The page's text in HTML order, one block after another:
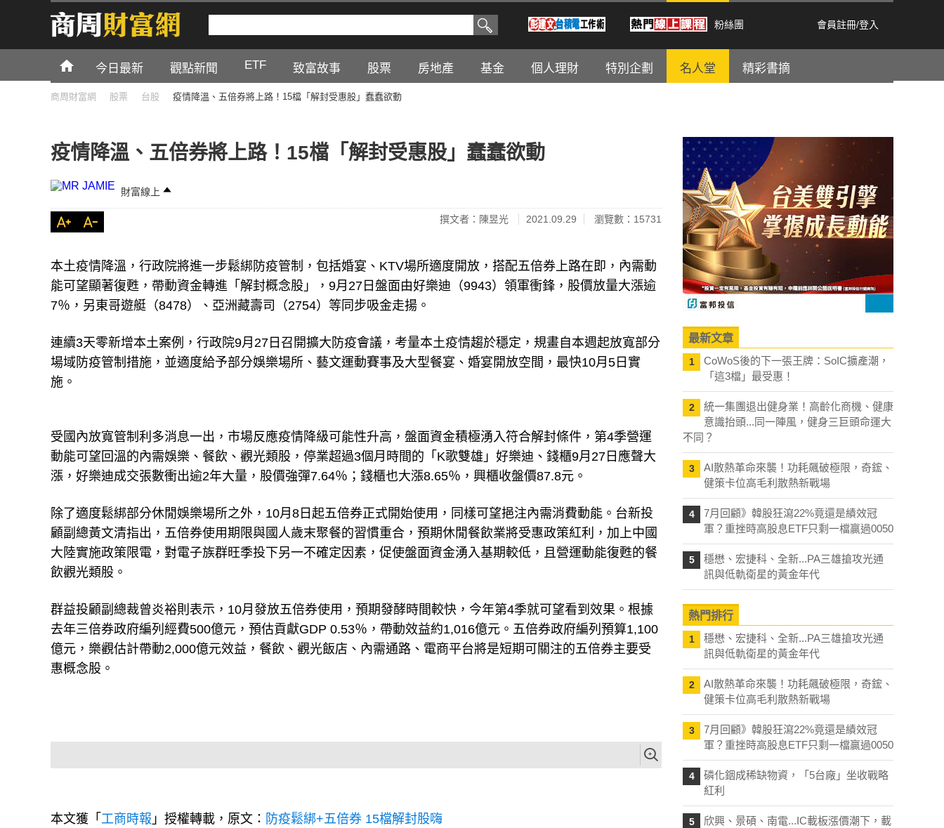
粉絲團 會員註冊/登入
今日最新 觀點新聞 ETF 致富故事 股票 房地產 基金 個人理財 特別企劃 名人堂 精彩書摘
商周財富網 股票 台股 疫情降溫、五倍券將上路！15檔「解封受惠股」蠢蠢欲動
疫情降溫、五倍券將上路！15檔「解封受惠股」蠢蠢欲動
財富線上
撰文者：陳昱光 2021.09.29 瀏覽數：15731
本土疫情降溫，行政院將進一步鬆綁防疫管制，包括婚宴、KTV場所適度開放，搭配五倍券上路在即，內需動
能可望顯著復甦，帶動資金轉進「解封概念股」，9月27日盤面由好樂迪（9943）領軍衝鋒，股價放量大漲逾
7％，另東哥遊艇（8478）、亞洲藏壽司（2754）等同步吸金走揚。
連續3天零新增本土案例，行政院9月27日召開擴大防疫會議，考量本土疫情趨於穩定，規畫自本週起放寬部分
場域防疫管制措施，並適度給予部分娛樂場所、藝文運動賽事及大型餐宴、婚宴開放空間，最快10月5日實
施。
受國內放寬管制利多消息一出，市場反應疫情降級可能性升高，盤面資金積極湧入符合解封條件，第4季營運
動能可望回溫的內需娛樂、餐飲、觀光類股，停業超過3個月時間的「K歌雙雄」好樂迪、錢櫃9月27日應聲大
漲，好樂迪成交張數衝出逾2年大量，股價強彈7.64％；錢櫃也大漲8.65％，興櫃收盤價87.8元。
除了適度鬆綁部分休閒娛樂場所之外，10月8日起五倍券正式開始使用，同樣可望挹注內需消費動能。台新投
顧副總黃文清指出，五倍券使用期限與國人歲末聚餐的習慣重合，預期休閒餐飲業將受惠政策紅利，加上中國
大陸實施政策限電，對電子族群旺季投下另一不確定因素，促使盤面資金湧入基期較低，且營運動能復甦的餐
飲觀光類股。
群益投顧副總裁曾炎裕則表示，10月發放五倍券使用，預期發酵時間較快，今年第4季就可望看到效果。根據
去年三倍券政府編列經費500億元，預估貢獻GDP 0.53％，帶動效益約1,016億元。五倍券政府編列預算1,100
億元，樂觀估計帶動2,000億元效益，餐飲、觀光飯店、內需通路、電商平台將是短期可關注的五倍券主要受
惠概念股。
本文獲「 工商時報 」授權轉載，原文： 防疫鬆綁+五倍券 15檔解封股嗨
最新文章
1
CoWoS後的下一張王牌：SoIC擴產潮，
「這3檔」最受惠！
2
統一集團退出健身業！高齡化商機、健康
意識抬頭...同一陣風，健身三巨頭命運大
不同？
3
AI散熱革命來襲！功耗飆破極限，奇鋐、
健策卡位高毛利散熱新戰場
4
7月回顧》韓股狂瀉22%竟還是績效冠
軍？重挫時高股息ETF只剩一檔贏過0050
5
穩懋、宏捷科、全新...PA三雄搶攻光通
訊與低軌衛星的黃金年代
熱門排行
1
穩懋、宏捷科、全新...PA三雄搶攻光通
訊與低軌衛星的黃金年代
2
AI散熱革命來襲！功耗飆破極限，奇鋐、
健策卡位高毛利散熱新戰場
3
7月回顧》韓股狂瀉22%竟還是績效冠
軍？重挫時高股息ETF只剩一檔贏過0050
4
磷化銦成稀缺物資，「5台廠」坐收戰略
紅利
5
欣興、景碩、南電...IC載板漲價潮下，載